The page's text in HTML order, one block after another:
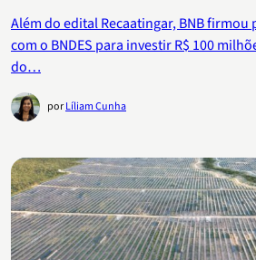
Além do edital Recaatingar, BNB
com o BNDES para investir R$ 100
do…
porLíliam Cunha